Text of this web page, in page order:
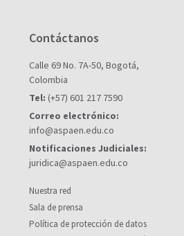
Contáctanos
Calle 69 No. 7A-50, Bogotá,
Colombia
Tel: (+57) 601 217 7590
Correo electrónico:
info@aspaen.edu.co
Notificaciones Judiciales:
juridica@aspaen.edu.co
Nuestra red
Sala de prensa
Política de protección de datos